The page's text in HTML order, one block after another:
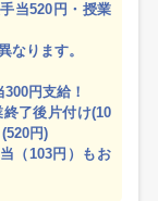
当520円・授業
なります。
円支給！
了後片付け(10
円)
（103円）もお